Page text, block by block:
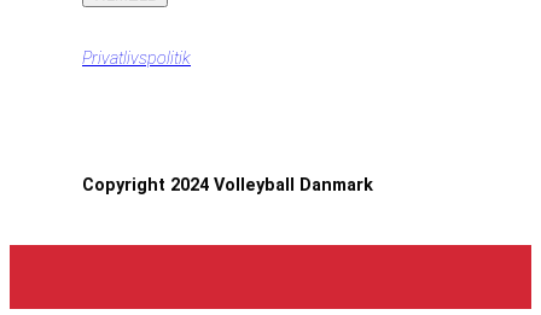
Privatlivspolitik
Copyright 2024 Volleyball Danmark